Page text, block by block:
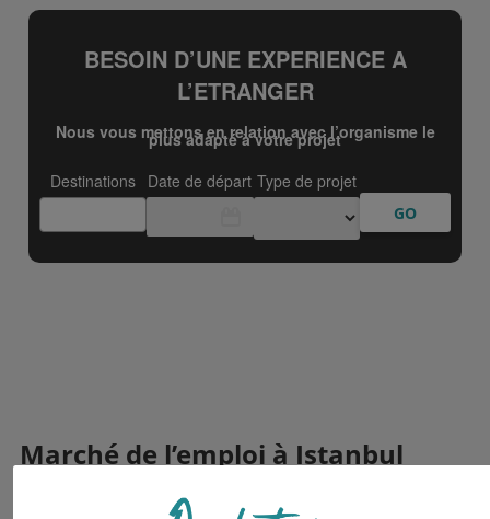
Marché de l’emploi à Istanbul
marché de l’emploi à Istanbul